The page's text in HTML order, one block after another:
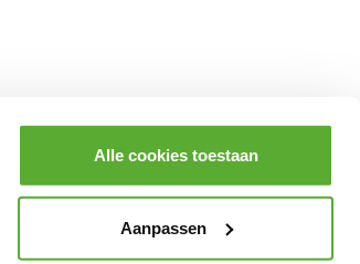
Alle cookies toestaan
Aanpassen